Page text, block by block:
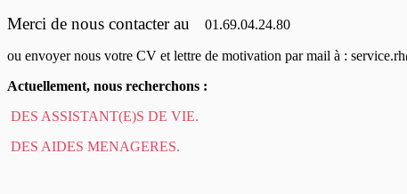
Merci de nous contacter au 01.69.04.24.80
ou envoyer nous votre CV et lettre de motivation par mail à :
Actuellement, nous recherchons :
DES ASSISTANT(E)S DE VIE.
DES AIDES MENAGERES.